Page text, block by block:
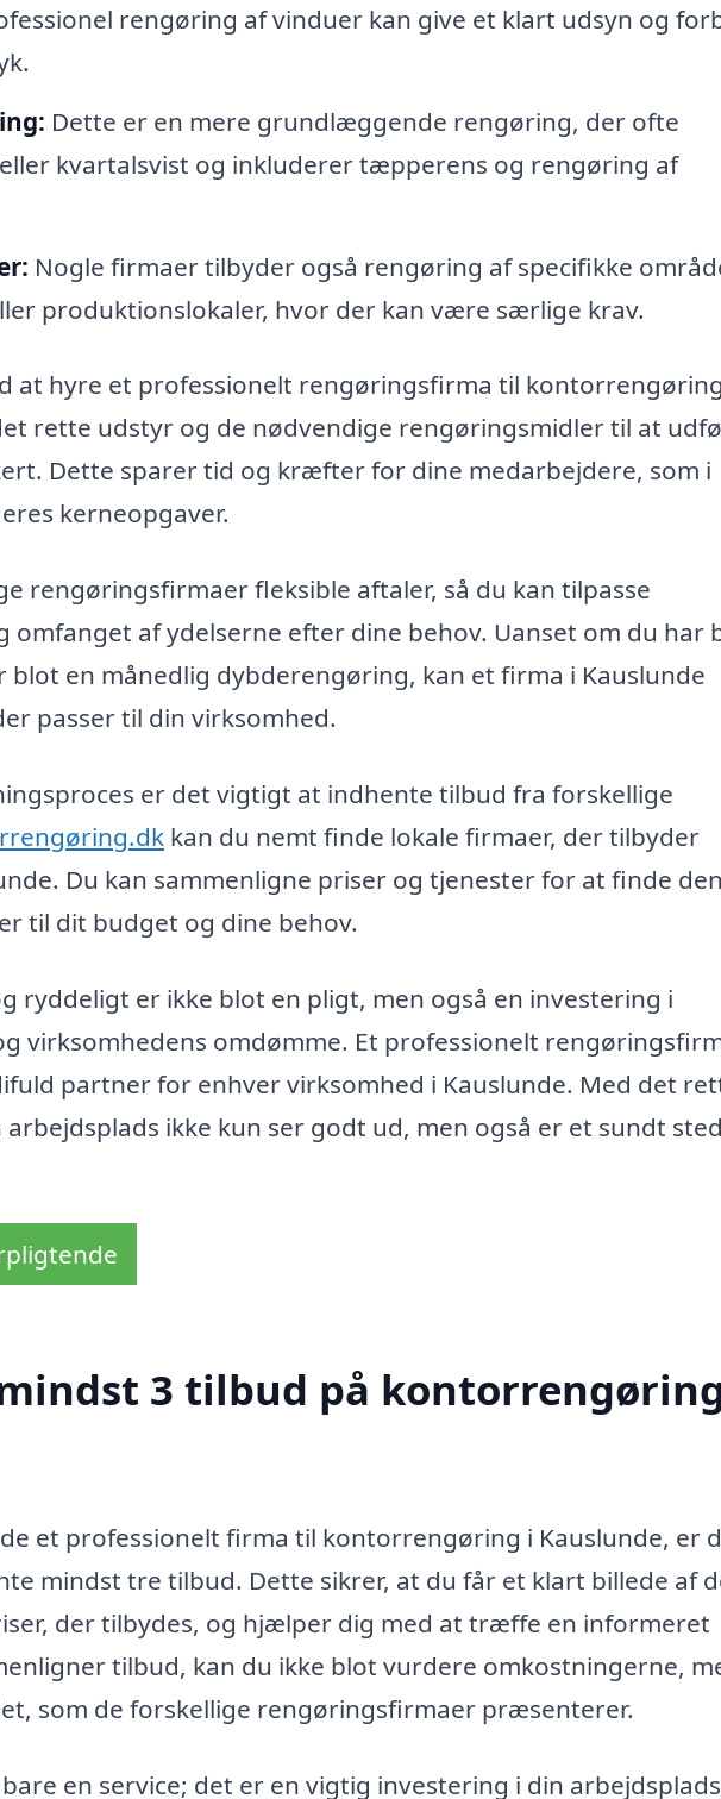
rengøring af vinduer kan give et klart udsyn og
Dette er en mere grundlæggende rengøring, der ofte
kvartalsvist og inkluderer tæpperens og rengøring af
Nogle firmaer tilbyder også rengøring af specifikke
produktionslokaler, hvor der kan være særlige krav.
at hyre et professionelt rengøringsfirma til
rette udstyr og de nødvendige rengøringsmidler til at
Dette sparer tid og kræfter for dine medarbejdere, som i
kerneopgaver.
rengøringsfirmaer fleksible aftaler, så du kan tilpasse
omfanget af ydelserne efter dine behov. Uanset om du har
en månedlig dybderengøring, kan et firma i Kauslunde
passer til din virksomhed.
er det vigtigt at indhente tilbud fra forskellige
kan du nemt finde lokale firmaer, der tilbyder
Du kan sammenligne priser og tjenester for at finde den
til dit budget og dine behov.
ryddeligt er ikke blot en pligt, men også en investering i
virksomhedens omdømme. Et professionelt
partner for enhver virksomhed i Kauslunde. Med det
ikke kun ser godt ud, men også er et sundt
3 tilbud på
et professionelt firma til kontorrengøring i Kauslunde, er
mindst tre tilbud. Dette sikrer, at du får et klart billede af
der tilbydes, og hjælper dig med at træffe en informeret
tilbud, kan du ikke blot vurdere omkostningerne,
som de forskellige rengøringsfirmaer præsenterer.
en service; det er en vigtig investering i din